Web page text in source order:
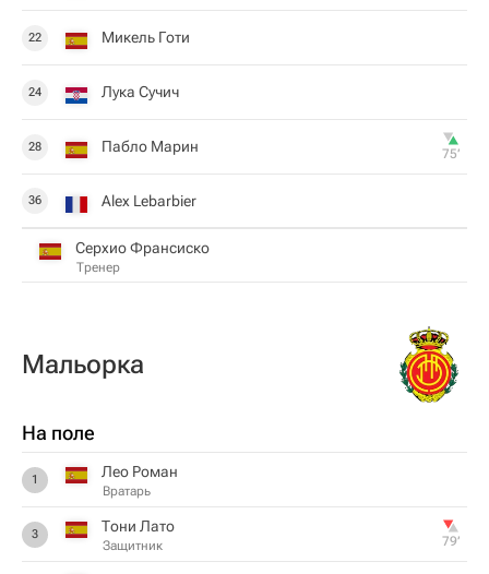
22 Микель Готи
24 Лука Сучич
28 Пабло Марин 75‎’‎
36 Alex Lebarbier
Серхио Франсиско
Тренер
Мальорка
На поле
1 Лео Роман
Вратарь
3 Тони Лато
Защитник 79‎’‎